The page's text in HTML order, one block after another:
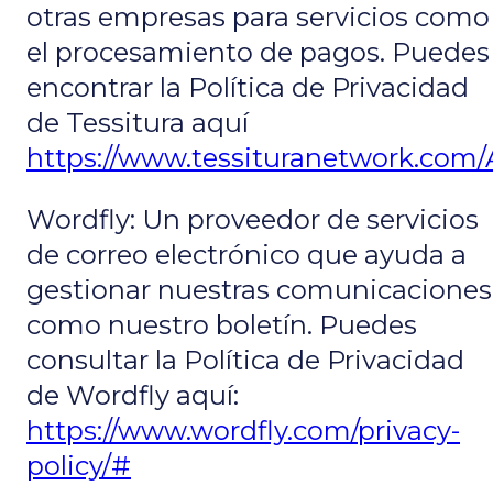
otras empresas para servicios como
el procesamiento de pagos. Puedes
encontrar la Política de Privacidad
de Tessitura aquí
https://
Wordfly: Un proveedor de servicios
de correo electrónico que ayuda a
gestionar nuestras
como nuestro boletín. Puedes
consultar la Política de Privacidad
de Wordfly aquí:
https://www.wordfly.com/privacy-
policy/#